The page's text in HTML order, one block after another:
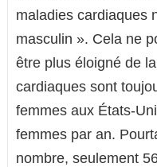
maladies cardiaques
masculin ». Cela ne
être plus éloigné de
cardiaques sont
femmes aux États-
femmes par an.
nombre, seulement